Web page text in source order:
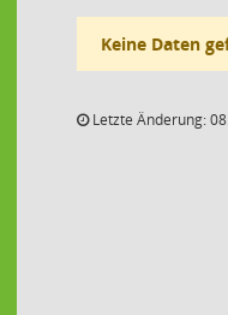
Keine Daten
Letzte Änderung: